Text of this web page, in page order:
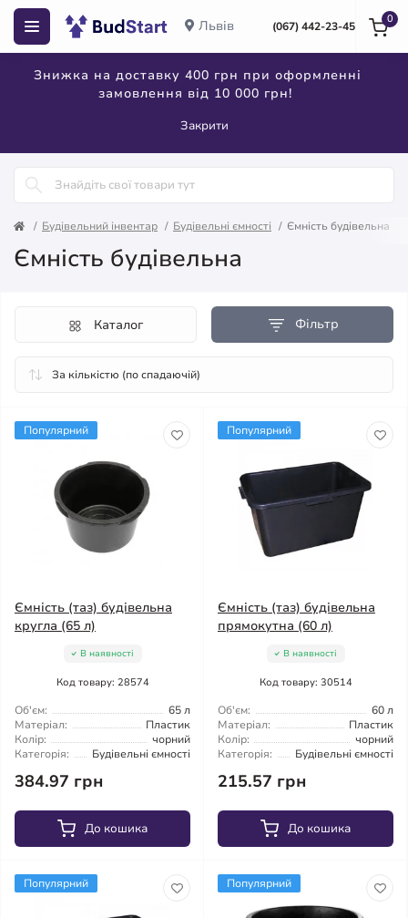
Львів (067) 442-23-45
Знижка на доставку 400 грн при оформленні
замовлення від 10 000 грн!
Закрити
0
Будівельний інвентар Будівельні ємності Ємність будівельна
Ємність будівельна
Фільтр
Каталог
Популярний
Ємність (таз) будівельна
кругла (65 л)
В наявності
Код товару: 28574
Об'єм:
65 л
Матеріал:
Пластик
Колір:
чорний
Категорія:
Будівельні ємності
384.97 грн
До кошика
Популярний
Ємність (таз) будівельна
прямокутна (60 л)
В наявності
Код товару: 30514
Об'єм:
60 л
Матеріал:
Пластик
Колір:
чорний
Категорія:
Будівельні ємності
215.57 грн
До кошика
Популярний Популярний